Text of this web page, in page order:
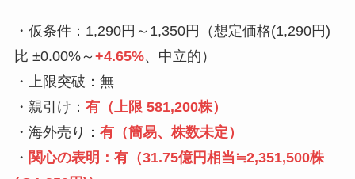
・仮条件：1,290円～1,350円（想定価格(1,290円)
比 ±0.00%～ +4.65%、中立的）
・上限突破：無
・親引け： 有（上限 581,200株）
・海外売り： 有（簡易、株数未定）
・ 関心の表明： 有（31.75億円相当≒2,351,500株